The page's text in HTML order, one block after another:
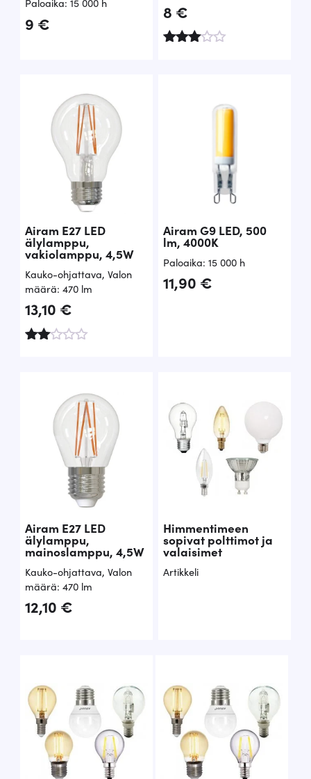
Paloaika: 15 000 h
9 €
8 €
Airam E27 LED
älylamppu,
vakiolamppu, 4,5W
Kauko-ohjattava, Valon
määrä: 470 lm
13,10 €
Airam G9 LED, 500
lm, 4000K
Paloaika: 15 000 h
11,90 €
Airam E27 LED
älylamppu,
mainoslamppu, 4,5W
Kauko-ohjattava, Valon
määrä: 470 lm
12,10 €
Himmentimeen
sopivat polttimot ja
valaisimet
Artikkeli